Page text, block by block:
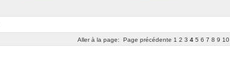
Aller à la page: Page précédente 1 2 3 4 5 6 7 8 9 10